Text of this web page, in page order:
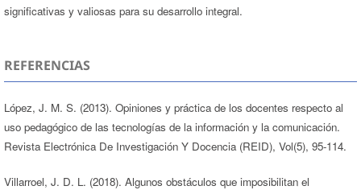
significativas y valiosas para su desarrollo integral.
REFERENCIAS
López, J. M. S. (2013). Opiniones y práctica de los docentes respecto al
uso pedagógico de las tecnologías de la información y la comunicación.
Revista Electrónica De Investigación Y Docencia (REID), Vol(5), 95-114.
Villarroel, J. D. L. (2018). Algunos obstáculos que imposibilitan el